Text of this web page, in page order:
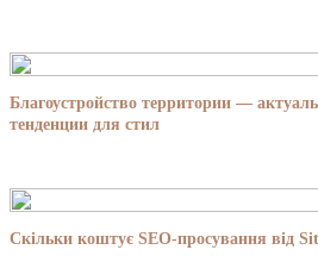
Благоустройство территории —
тенденции для стил
Скільки коштує SEO-просування від